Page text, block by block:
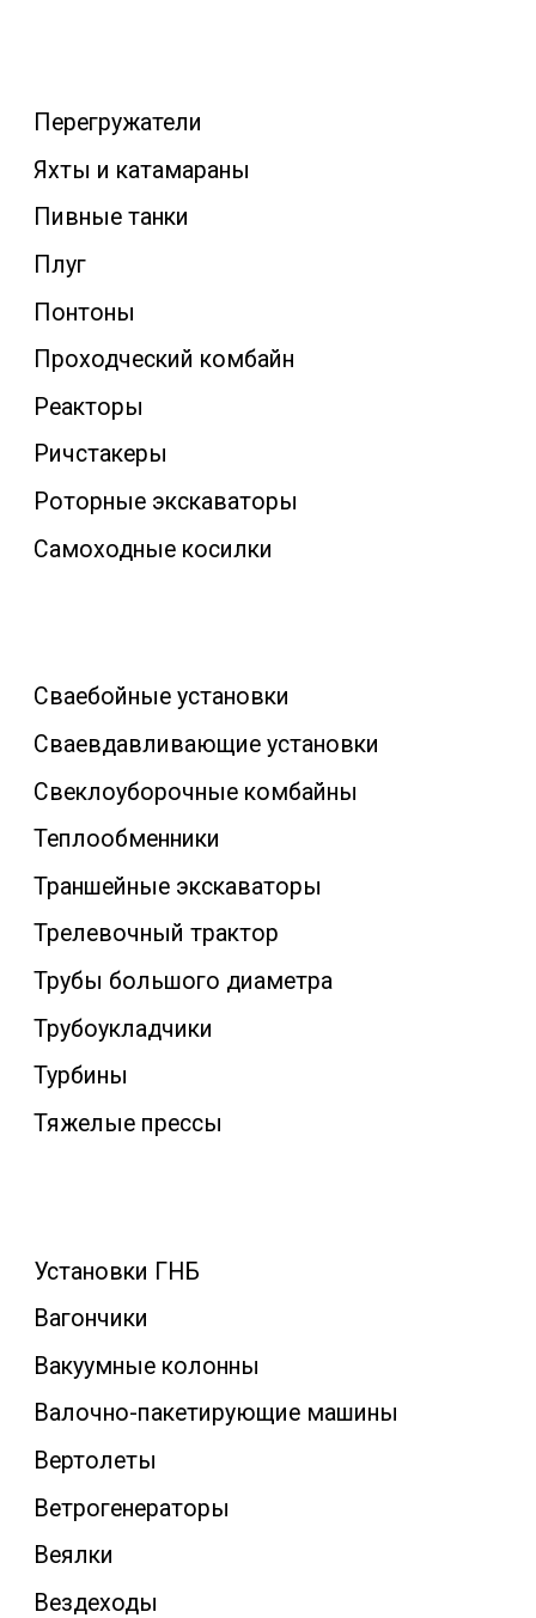
Перегружатели
Яхты и катамараны
Пивные танки
Плуг
Понтоны
Проходческий комбайн
Реакторы
Ричстакеры
Роторные экскаваторы
Самоходные косилки
Сваебойные установки
Сваевдавливающие установки
Свеклоуборочные комбайны
Теплообменники
Траншейные экскаваторы
Трелевочный трактор
Трубы большого диаметра
Трубоукладчики
Турбины
Тяжелые прессы
Установки ГНБ
Вагончики
Вакуумные колонны
Валочно-пакетирующие машины
Вертолеты
Ветрогенераторы
Веялки
Вездеходы